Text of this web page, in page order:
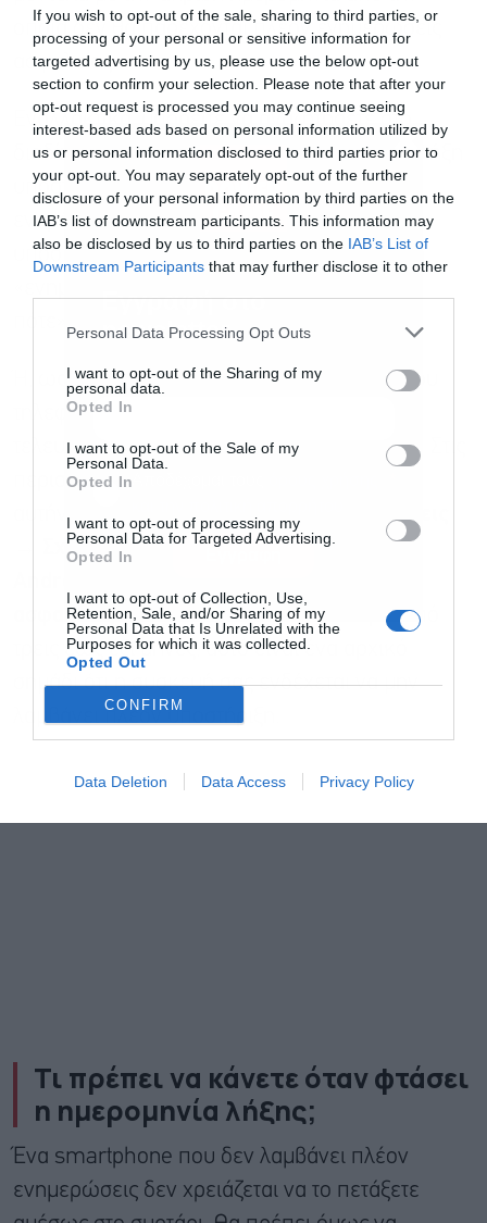
If you wish to opt-out of the sale, sharing to third parties, or
processing of your personal or sensitive information for
targeted advertising by us, please use the below opt-out
section to confirm your selection. Please note that after your
opt-out request is processed you may continue seeing
interest-based ads based on personal information utilized by
us or personal information disclosed to third parties prior to
your opt-out. You may separately opt-out of the further
disclosure of your personal information by third parties on the
IAB’s list of downstream participants. This information may
also be disclosed by us to third parties on the IAB’s List of
Downstream Participants that may further disclose it to other
Personal Data Processing Opt Outs
I want to opt-out of the Sharing of my
personal data.
Opted In
I want to opt-out of the Sale of my
Personal Data.
Opted In
I want to opt-out of processing my
Personal Data for Targeted Advertising.
Opted In
I want to opt-out of Collection, Use,
Retention, Sale, and/or Sharing of my
Personal Data that Is Unrelated with the
Purposes for which it was collected.
Opted Out
CONFIRM
Data Deletion Data Access Privacy Policy
οποία δεν θα παρέχονται πλέον ενημερώσεις
ασφαλείας.
Εναλλακτικά, μπορείτε να αναζητήσετε στο
διαδίκτυο το μοντέλο σας, μαζί με τον όρο «λήξη
υποστήριξης λογισμικού» ή «εγγύηση
ενημέρωσης». Για παράδειγμα, «λήξη
υποστήριξης για το Samsung Galaxy S26» ή
πότε».
Ή, ως γενικό οδηγό, ελέγξτε τις ρυθμίσεις του
τηλεφώνου σας για την ημερομηνία της
τελευταίας ενημέρωσης κώδικα ασφαλείας. Στις
περισσότερες συσκευές Android, θα βρείτε
αυτήν την ημερομηνία στην ενότητα
Ρυθμίσεις
→ Σχετικά με το τηλέφωνο → Έκδοση
ασφαλείας. Εάν η ημερομηνία είναι πριν από
τρεις έως έξι μήνες, αυτό είναι ένα αρχικό
σημάδι ότι η συσκευή σας ενδέχεται να μην
λαμβάνει πλέον υποστήριξη.
Τι πρέπει να κάνετε όταν φτάσει
η ημερομηνία λήξης;
Ένα smartphone που δεν λαμβάνει πλέον
ενημερώσεις δεν χρειάζεται να το πετάξετε
Εγγραφή στο
newsletter
Αποδέχομαι τους